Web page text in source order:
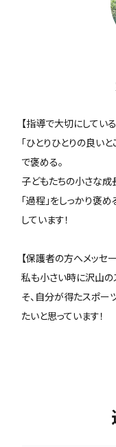
【指導で大切にしている
「ひとりひとりの良い
で褒める。
子どもたちの小さな成
「過程」をしっかり褒
しています！
【保護者の方へメッセ
私も小さい時に沢山
そ、自分が得たスポー
たいと思っています！